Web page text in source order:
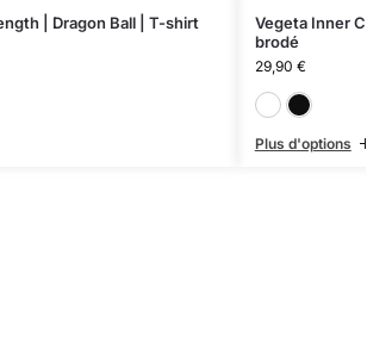
| Dragon Ball | T-shirt
Vegeta Inner
brodé
29,90 €
Plus d'options